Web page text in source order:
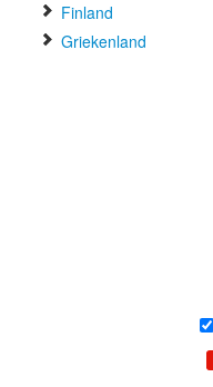
Finland
Griekenland